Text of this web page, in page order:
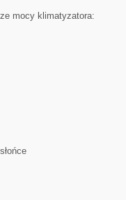
mocy klimatyzatora: